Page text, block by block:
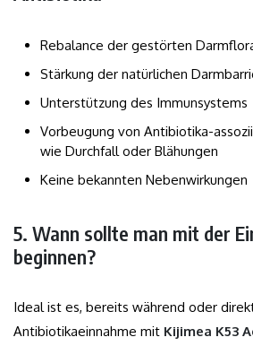
Rebalance der gestörten
Stärkung der natürlichen
Unterstützung des Immunsystems
Vorbeugung von Antibiotika-
wie Durchfall oder Blähungen
Keine bekannten Nebenwirkungen
5. Wann sollte man mit der
beginnen?
Ideal ist es, bereits während oder
Antibiotikaeinnahme mit Kijimea K53